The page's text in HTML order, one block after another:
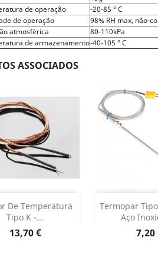
de operação
-20-85 ° C
de operação
98% RH max, não-
atmosférica
80-110kPa
de armazenamento-40-105 ° C
ASSOCIADOS
De Temperatura
Tipo K -...
Preço
13,70 €

Dados do produto
Termopar
Aço
7,20
Dados